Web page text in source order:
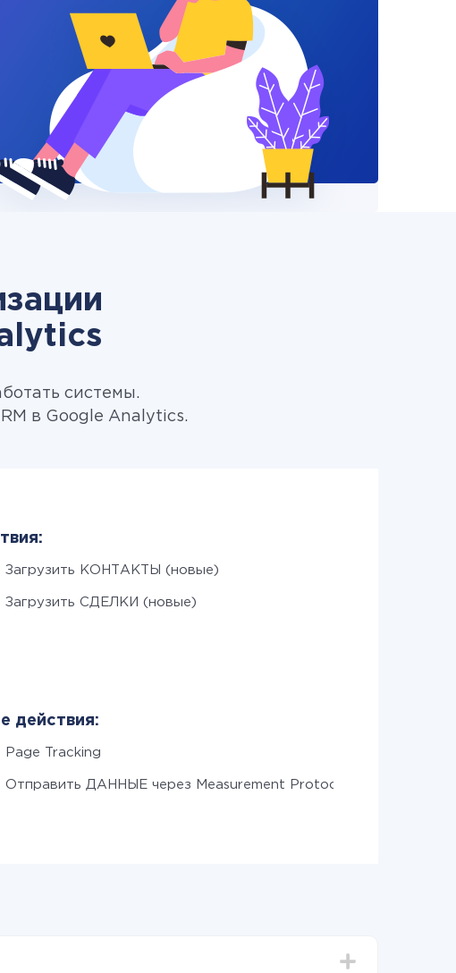
системы.
в Google Analytics.
Загрузить КОНТАКТЫ (новые)
Загрузить СДЕЛКИ (новые)
действия:
Page Tracking
Отправить ДАННЫЕ через Measurement Protocol